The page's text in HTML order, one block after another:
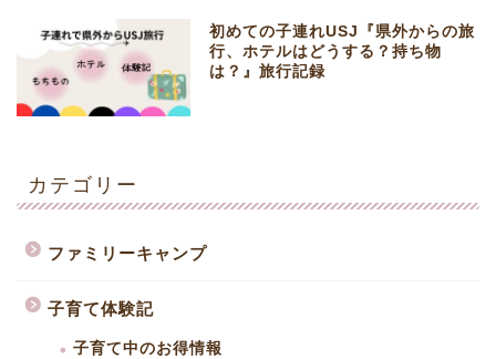
初めての子連れUSJ『県外からの旅
行、ホテルはどうする？持ち物
は？』旅行記録
カテゴリー
ファミリーキャンプ
子育て体験記
子育て中のお得情報